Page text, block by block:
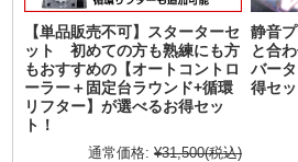
【単品販売不可】スターターセ
ット 初めての方も熟練にも方
もおすすめの【オートコントロ
ーラー＋固定台ラウンド+循環
リフター】が選べるお得セッ
ト！
通常価格: ¥31,500(税込)
静音
と合
バー
得セッ